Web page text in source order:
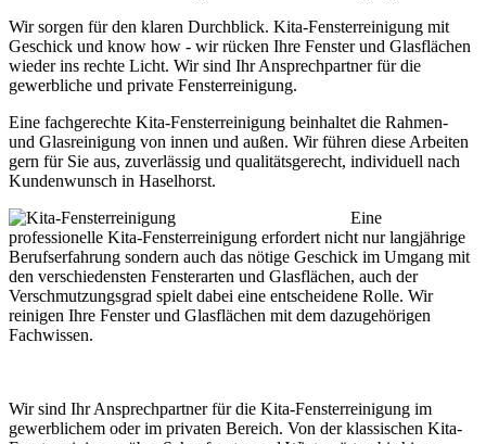
Wir sorgen für den klaren Durchblick. Kita-Fensterreinigung mit
Geschick und know how - wir rücken Ihre Fenster und Glasflächen
wieder ins rechte Licht. Wir sind Ihr Ansprechpartner für die
gewerbliche und private Fensterreinigung.
Eine fachgerechte Kita-Fensterreinigung beinhaltet die Rahmen-
und Glasreinigung von innen und außen. Wir führen diese Arbeiten
gern für Sie aus, zuverlässig und qualitätsgerecht, individuell nach
Kundenwunsch in Haselhorst.
Eine
professionelle Kita-Fensterreinigung erfordert nicht nur langjährige
Berufserfahrung sondern auch das nötige Geschick im Umgang mit
den verschiedensten Fensterarten und Glasflächen, auch der
Verschmutzungsgrad spielt dabei eine entscheidene Rolle. Wir
reinigen Ihre Fenster und Glasflächen mit dem dazugehörigen
Fachwissen.
Wir sind Ihr Ansprechpartner für die Kita-Fensterreinigung im
gewerblichem oder im privaten Bereich. Von der klassischen Kita-